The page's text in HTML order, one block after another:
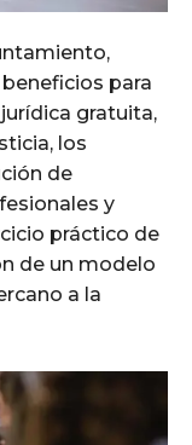
para
gratuita,
los
de
y
práctico de
de un modelo
a la